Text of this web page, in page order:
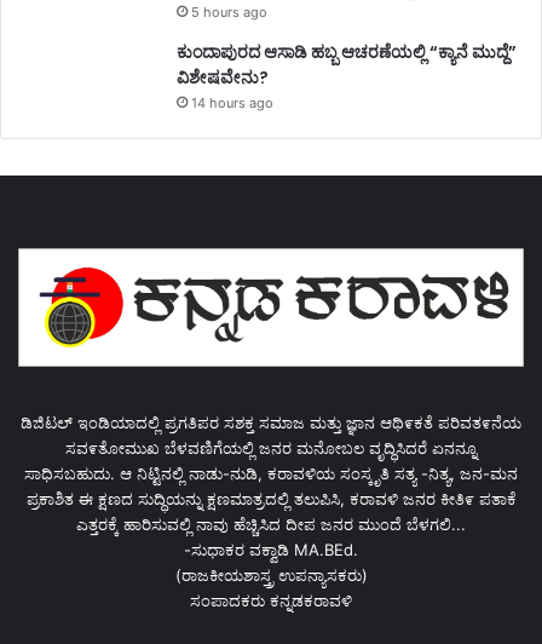
5 hours ago
ಕುಂದಾಪುರದ ಆಸಾಡಿ ಹಬ್ಬ ಆಚರಣೆಯಲ್ಲಿ “ಕ್ಯಾನೆ ಮುದ್ದೆ”
ವಿಶೇಷವೇನು?
14 hours ago
ಡಿಜಿಟಲ್ ಇಂಡಿಯಾದಲ್ಲಿ ಪ್ರಗತಿಪರ ಸಶಕ್ತ ಸಮಾಜ ಮತ್ತು ಜ್ಞಾನ ಆಥಿ೯ಕತೆ ಪರಿವತ೯ನೆಯ
ಸವ೯ತೋಮುಖ ಬೆಳವಣಿಗೆಯಲ್ಲಿ ಜನರ ಮನೋಬಲ ವೃದ್ಧಿಸಿದರೆ ಏನನ್ನೂ
ಸಾಧಿಸಬಹುದು. ಆ ನಿಟ್ಟಿನಲ್ಲಿ ನಾಡು-ನುಡಿ, ಕರಾವಳಿಯ ಸಂಸ್ಕೃತಿ ಸತ್ಯ -ನಿತ್ಯ, ಜನ-ಮನ
ಪ್ರಕಾಶಿತ ಈ ಕ್ಷಣದ ಸುದ್ಧಿಯನ್ನು ಕ್ಷಣಮಾತ್ರದಲ್ಲಿ ತಲುಪಿಸಿ, ಕರಾವಳಿ ಜನರ ಕೀತಿ೯ ಪತಾಕೆ
ಎತ್ತರಕ್ಕೆ ಹಾರಿಸುವಲ್ಲಿ ನಾವು ಹೆಚ್ಚಿಸಿದ ದೀಪ ಜನರ ಮುಂದೆ ಬೆಳಗಲಿ...
-ಸುಧಾಕರ ವಕ್ವಾಡಿ MA.BEd.
(ರಾಜಕೀಯಶಾಸ್ತ್ರ ಉಪನ್ಯಾಸಕರು)
ಸಂಪಾದಕರು ಕನ್ನಡಕರಾವಳಿ